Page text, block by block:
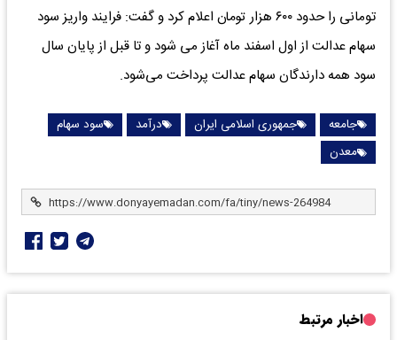
تومانی را حدود ۶۰۰ هزار تومان اعلام کرد و گفت: فرایند واریز سود
سهام عدالت از اول اسفند ماه آغاز می شود و تا قبل از پایان سال
سود همه دارندگان سهام عدالت پرداخت می‌شود.
جامعه جمهوری اسلامی ایران درآمد
سود سهام
معدن
اخبار مرتبط